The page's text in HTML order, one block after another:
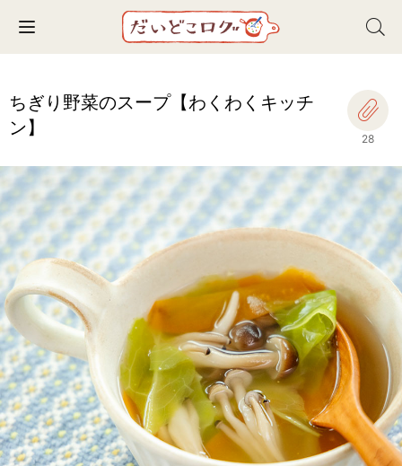
Toggle navigation
ちぎり野菜のスープ【わくわくキッチ
ン】
28